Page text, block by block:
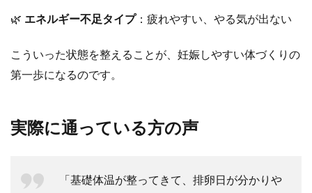
す
1
実
通
っ
る
🌿 エネルギー不足タイプ：疲れやすい、やる気が出ない
こういった状態を整えることが、妊娠しやすい体づくりの
第一歩になるのです。
実際に通っている方の声
「基礎体温が整ってきて、排卵日が分かりや